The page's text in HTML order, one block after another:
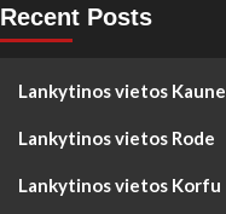
Recent Posts
Lankytinos vietos Kaune
Lankytinos vietos Rode
Lankytinos vietos Korfu